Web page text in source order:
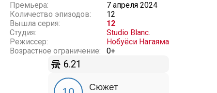
Премьера:
7 апреля 2024
Количество эпизодов:
12
Вышла серия:
12
Студия:
Studio Blanc.
Режиссер:
Нобуёси Нагаяма
Возрастное ограничение:
0+
6.21
Сюжет